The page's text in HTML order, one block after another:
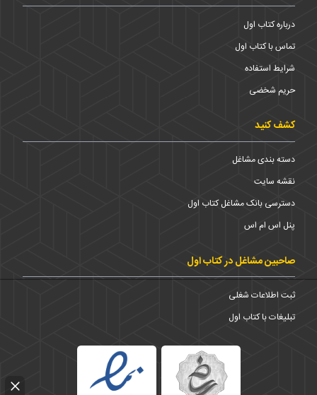
درباره کتاب اول
تماس با کتاب اول
شرایط استفاده
حریم شخضی
کشف کنید
دسته بندی مشاغل
نقشه سایت
دسترسی بانک مشاغل کتاب اول
پنل اس ام اس
صاحبین مشاغل در کتاب اول
ثبت اطلاعات شغلی
تبلیغات با کتاب اول